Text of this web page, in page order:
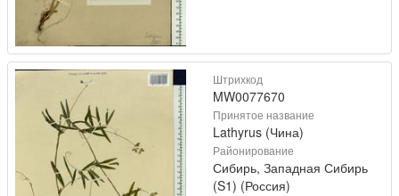
Штрихкод
MW0077670
Принятое название
Lathyrus (Чина)
Районирование
Сибирь, Западная Сибирь
(S1) (Россия)